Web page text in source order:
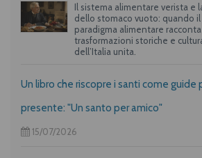
Il sistema alimentare verista e
dello stomaco vuoto: quando il
paradigma alimentare
trasformazioni storiche e
dell’Italia unita.
Un libro che riscopre i santi come guide
presente: "Un santo per amico"
15/07/2026